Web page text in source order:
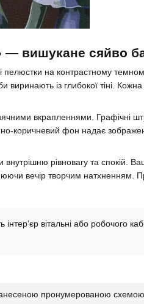
— вишукане сяйво
пелюстки на контрастному
із глибокої тіні. Кожна
вкрапленнями. Графічні
коричневий фон надає
рівновагу та спокій.
вечір творчим натхненням.
вітальні або робочого
пронумерованою схемою